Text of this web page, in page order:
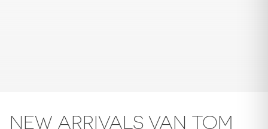
NEW ARRIVALS VAN TOM